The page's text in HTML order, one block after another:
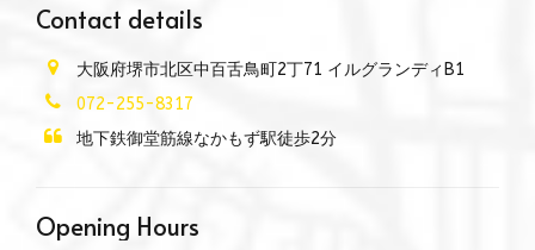
Contact details
大阪府堺市北区中百舌鳥町2丁71 イルグランディB1
072-255-8317
地下鉄御堂筋線なかもず駅徒歩2分
Opening Hours